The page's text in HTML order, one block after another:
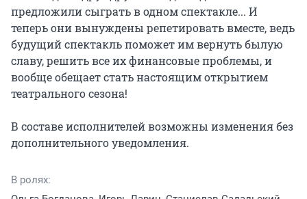
предложили сыграть в одном спектакле... И
теперь они вынуждены репетировать вместе, ведь
будущий спектакль поможет им вернуть былую
славу, решить все их финансовые проблемы, и
вообще обещает стать настоящим открытием
театрального сезона!
В составе исполнителей возможны изменения без
дополнительного уведомления.
В ролях: